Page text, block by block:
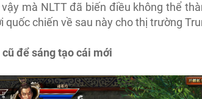
mà NLTT đã biến điều không thể
quốc chiến về sau này cho thị trường
để sáng tạo cái mới